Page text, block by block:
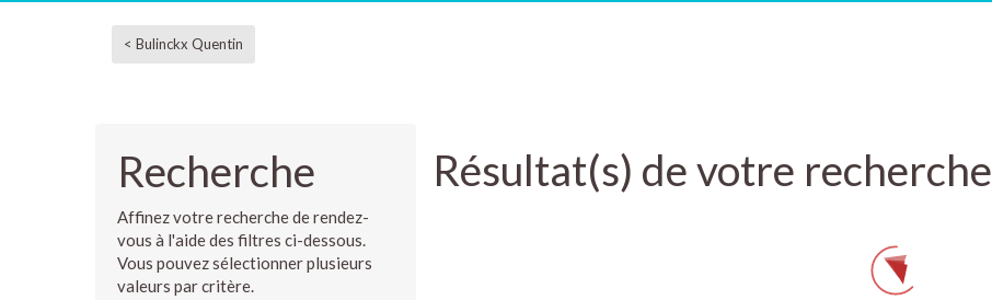
< Bulinckx Quentin
Recherche
Affinez votre recherche de rendez-
vous à l'aide des filtres ci-dessous.
Vous pouvez sélectionner plusieurs
valeurs par critère.
Résultat(s) de votre recherche